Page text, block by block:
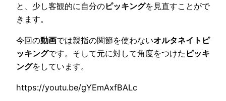
と、少し客観的に自分のピッキングを見直すことがで
きます。
今回の動画では親指の関節を使わないオルタネイトピ
ッキングです。そして元に対して角度をつけた ピッキ
ングをしています。
https://youtu.be/gYEmAxfBALc